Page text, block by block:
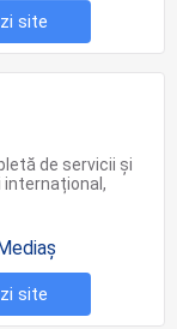
site
de servicii şi
site